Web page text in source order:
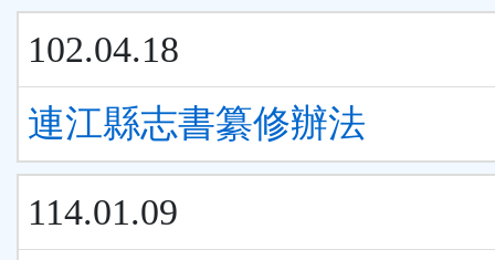
102.04.18
連江縣志書纂修辦法
114.01.09